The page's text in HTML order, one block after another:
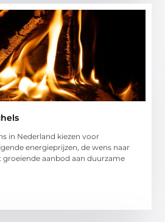
in Nederland kiezen voor
energieprijzen, de wens naar
groeiende aanbod aan duurzame